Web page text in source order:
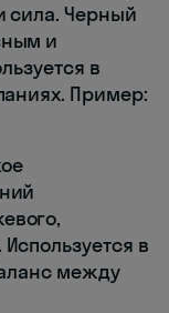
сила. Черный
и
в
Пример:
в
между